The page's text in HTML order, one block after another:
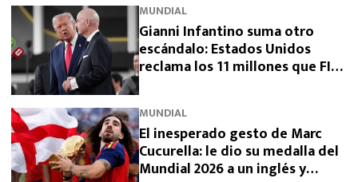
MUNDIAL
Gianni Infantino suma otro
escándalo: Estados Unidos
reclama los 11 millones que FIFA
MUNDIAL
El inesperado gesto de Marc
Cucurella: le dio su medalla del
Mundial 2026 a un inglés y